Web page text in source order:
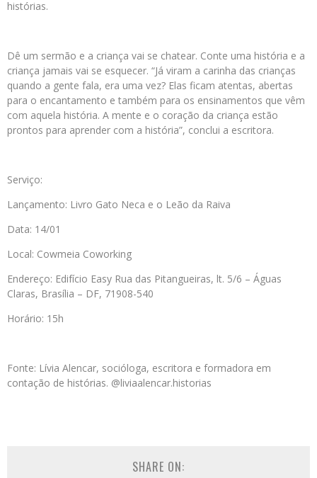
histórias.
Dê um sermão e a criança vai se chatear. Conte uma história e a
criança jamais vai se esquecer. “Já viram a carinha das crianças
quando a gente fala, era uma vez? Elas ficam atentas, abertas
para o encantamento e também para os ensinamentos que vêm
com aquela história. A mente e o coração da criança estão
prontos para aprender com a história”, conclui a escritora.
Serviço:
Lançamento: Livro Gato Neca e o Leão da Raiva
Data: 14/01
Local: Cowmeia Coworking
Endereço: Edifício Easy Rua das Pitangueiras, lt. 5/6 – Águas
Claras, Brasília – DF, 71908-540
Horário: 15h
Fonte: Lívia Alencar, socióloga, escritora e formadora em
contação de histórias. @liviaalencar.historias
SHARE ON: